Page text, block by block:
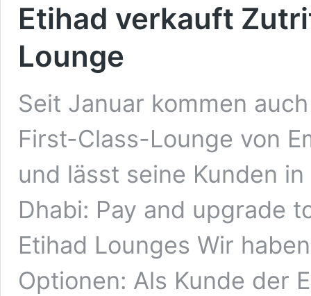
Etihad verkauft
Lounge
Seit Januar kommen
First-Class-Lounge von
und lässt seine Kunden
Dhabi: Pay and upgrade
Etihad Lounges Wir
Optionen: Als Kunde der